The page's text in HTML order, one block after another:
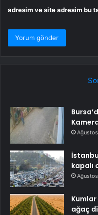
adresim ve site adresim bu
kapalı
ağaç